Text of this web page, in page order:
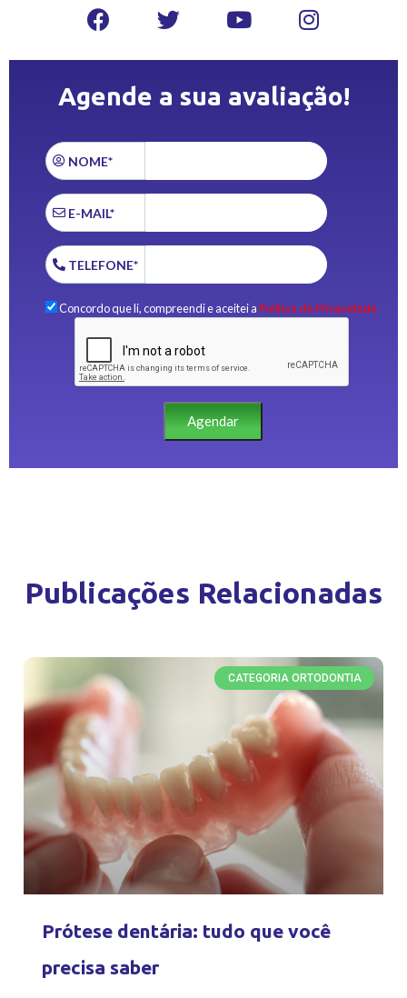
Agende a sua avaliação!
NOME*
E-MAIL*
TELEFONE*
Concordo que li, compreendi e aceitei a Política de Privacidade.
Agendar
Publicações Relacionadas
CATEGORIA ORTODONTIA
Prótese dentária: tudo que você
precisa saber